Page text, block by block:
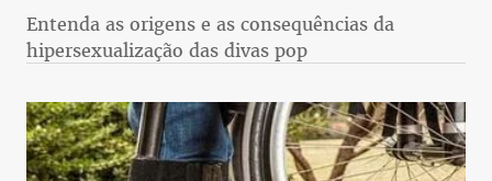
Entenda as origens e as consequências da
hipersexualização das divas pop